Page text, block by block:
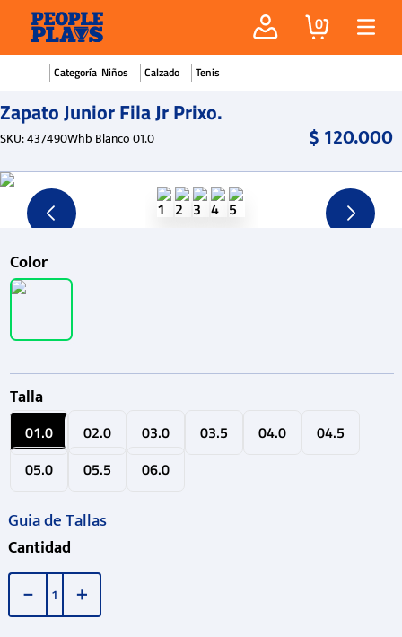
0
Niños Calzado Tenis
Zapato Junior Fila Jr Prixo.
SKU:437490Whb Blanco 01.0 $120.000
Color
Talla
01.0 02.0 03.0 03.5 04.0
04.5
05.0
05.5 06.0
Guia de Tallas
Cantidad
＋
－